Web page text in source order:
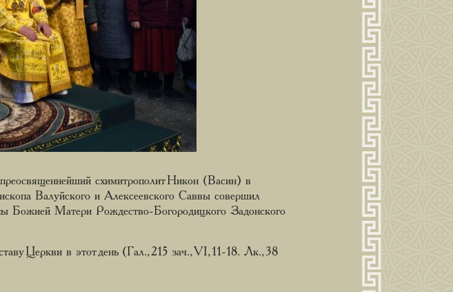
схимитрополит Никон (Васин) в
Валуйского и Алексеевского Саввы совершил
Божией Матери Рождество-Богородицкого Задонского
Церкви в этот день (Гал., 215 зач., VI, 11-18. Лк., 38